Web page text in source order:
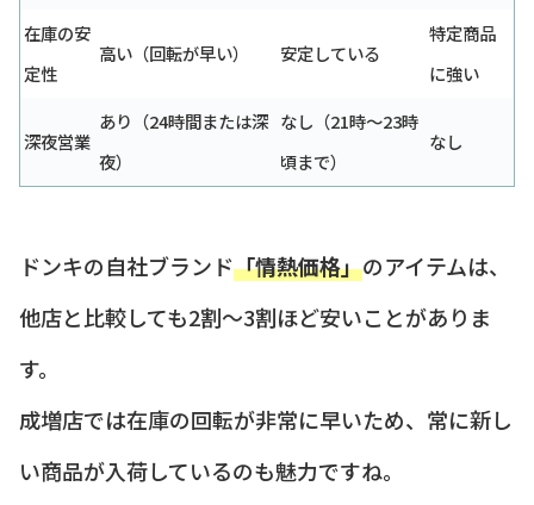
在庫の安
定性
高い（回転が早い） 安定している
特定商品
に強い
深夜営業
あり（24時間または深
夜）
なし（21時〜23時
頃まで）
なし
ドンキの自社ブランド「情熱価格」のアイテムは、
他店と比較しても2割〜3割ほど安いことがありま
す。
成増店では在庫の回転が非常に早いため、常に新し
い商品が入荷しているのも魅力ですね。